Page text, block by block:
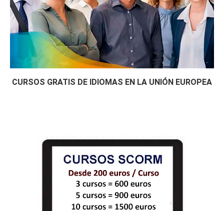
CURSOS GRATIS DE IDIOMAS EN LA UNIÓN EUROPEA